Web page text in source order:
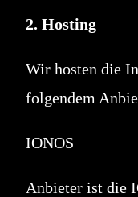
2. Hosting
Wir hosten die
folgendem
IONOS
Anbieter ist die